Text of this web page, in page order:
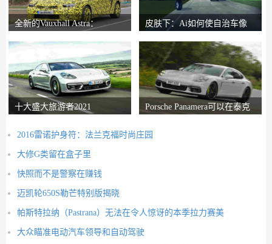
全新的Vauxhall Astra：
皮肤下：Ai如何使自治车像
十大盛大旅游者2021
Porsche Panamera可以在泰克
2016雷诺护身符：法兰克福时尚庄园
大修G类留在盒子里
快照而不是警察在赚钱
迈凯轮650S勒芒特别版揭晓
帕斯特拉纳（Pastrana）无法在令人惊讶的本季拉力赛美
大众瞄准电动汽车领导和自动驾驶